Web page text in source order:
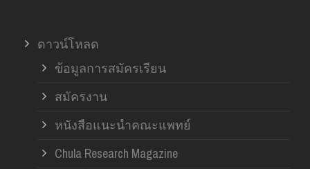
ดาวน์โหลด
ข้อมูลการสมัครเรียน
สมัครงาน
หนังสือแนะนำคณะแพทย์
Chula Research Magazine